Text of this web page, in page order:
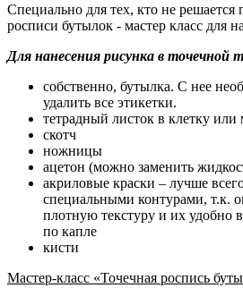
Специально для тех, кто не
росписи бутылок - мастер класс для
Для нанесения рисунка в точечной
собственно, бутылка. С нее
удалить все этикетки.
тетрадный листок в клетку или
скотч
ножницы
ацетон (можно заменить
акриловые краски – лучше
специальными контурами, т.к.
плотную текстуру и их удобно
по капле
кисти
Мастер-класс «Точечная роспись